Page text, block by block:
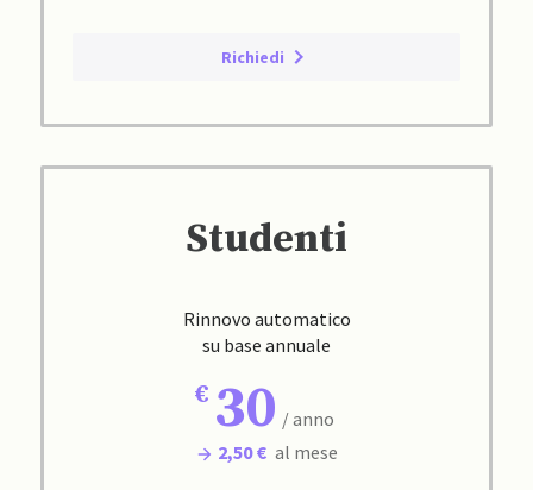
Richiedi
Studenti
Rinnovo automatico
su base annuale
30 / anno
2,50 € al mese